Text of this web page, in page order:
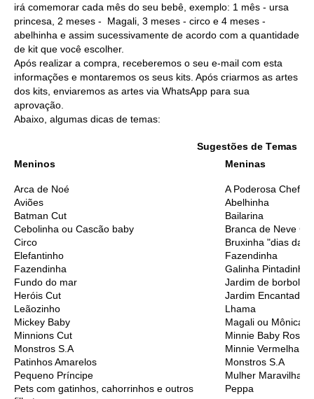
irá comemorar cada mês do seu bebê, exemplo: 1 mês - ursa
princesa, 2 meses - Magali, 3 meses - circo e 4 meses -
abelhinha e assim sucessivamente de acordo com a quantidade
de kit que você escolher.
Após realizar a compra, receberemos o seu e-mail com esta
informações e montaremos os seus kits. Após criarmos as artes
dos kits, enviaremos as artes via WhatsApp para sua
aprovação.
Abaixo, algumas dicas de temas:
Sugestões de Temas
Meninos
Meninas
Arca de Noé
A Poderosa
Aviões
Abelhinha
Batman Cut
Bailarina
Cebolinha ou Cascão baby
Branca de Neve Cut
Circo
Bruxinha "dias das
Elefantinho
Fazendinha
Fazendinha
Galinha Pintadinha
Fundo do mar
Jardim de
Heróis Cut
Jardim Encantado
Leãozinho
Lhama
Mickey Baby
Magali ou Mônica
Minnions Cut
Minnie Baby Rosa
Monstros S.A
Minnie Vermelha
Patinhos Amarelos
Monstros S.A
Pequeno Príncipe
Mulher Maravilha
Pets com gatinhos, cahorrinhos e outros
Peppa